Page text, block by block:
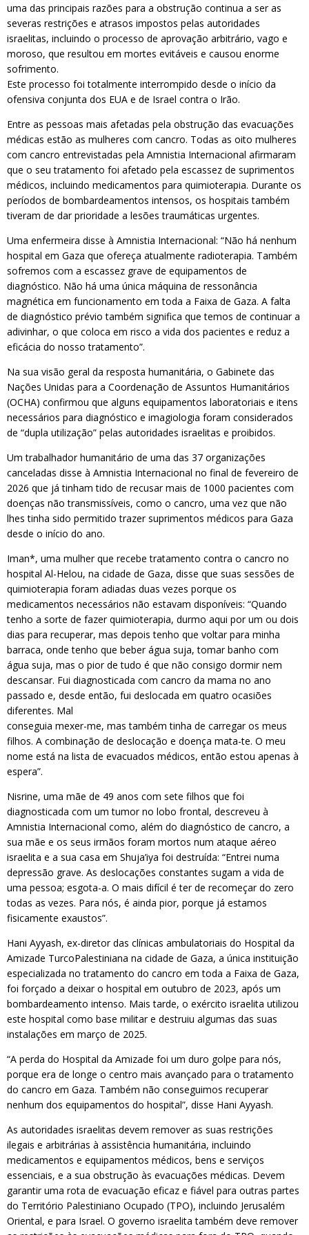
uma das principais razões para a obstrução continua a ser as
severas restrições e atrasos impostos pelas autoridades
israelitas, incluindo o processo de aprovação arbitrário, vago e
moroso, que resultou em mortes evitáveis e causou enorme
sofrimento.
Este processo foi totalmente interrompido desde o início da
ofensiva conjunta dos EUA e de Israel contra o Irão.
Entre as pessoas mais afetadas pela obstrução das evacuações
médicas estão as mulheres com cancro. Todas as oito mulheres
com cancro entrevistadas pela Amnistia Internacional afirmaram
que o seu tratamento foi afetado pela escassez de suprimentos
médicos, incluindo medicamentos para quimioterapia. Durante os
períodos de bombardeamentos intensos, os hospitais também
tiveram de dar prioridade a lesões traumáticas urgentes.
Uma enfermeira disse à Amnistia Internacional: “Não há nenhum
hospital em Gaza que ofereça atualmente radioterapia. Também
sofremos com a escassez grave de equipamentos de
diagnóstico. Não há uma única máquina de ressonância
magnética em funcionamento em toda a Faixa de Gaza. A falta
de diagnóstico prévio também significa que temos de continuar a
adivinhar, o que coloca em risco a vida dos pacientes e reduz a
eficácia do nosso tratamento”.
Na sua visão geral da resposta humanitária, o Gabinete das
Nações Unidas para a Coordenação de Assuntos Humanitários
(OCHA) confirmou que alguns equipamentos laboratoriais e itens
necessários para diagnóstico e imagiologia foram considerados
de “dupla utilização” pelas autoridades israelitas e proibidos.
Um trabalhador humanitário de uma das 37 organizações
canceladas disse à Amnistia Internacional no final de fevereiro de
2026 que já tinham tido de recusar mais de 1000 pacientes com
doenças não transmissíveis, como o cancro, uma vez que não
lhes tinha sido permitido trazer suprimentos médicos para Gaza
desde o início do ano.
Iman*, uma mulher que recebe tratamento contra o cancro no
hospital Al-Helou, na cidade de Gaza, disse que suas sessões de
quimioterapia foram adiadas duas vezes porque os
medicamentos necessários não estavam disponíveis: “Quando
tenho a sorte de fazer quimioterapia, durmo aqui por um ou dois
dias para recuperar, mas depois tenho que voltar para minha
barraca, onde tenho que beber água suja, tomar banho com
água suja, mas o pior de tudo é que não consigo dormir nem
descansar. Fui diagnosticada com cancro da mama no ano
passado e, desde então, fui deslocada em quatro ocasiões
diferentes. Mal
conseguia mexer-me, mas também tinha de carregar os meus
filhos. A combinação de deslocação e doença mata-te. O meu
nome está na lista de evacuados médicos, então estou apenas à
espera”.
Nisrine, uma mãe de 49 anos com sete filhos que foi
diagnosticada com um tumor no lobo frontal, descreveu à
Amnistia Internacional como, além do diagnóstico de cancro, a
sua mãe e os seus irmãos foram mortos num ataque aéreo
israelita e a sua casa em Shuja’iya foi destruída: “Entrei numa
depressão grave. As deslocações constantes sugam a vida de
uma pessoa; esgota-a. O mais difícil é ter de recomeçar do zero
todas as vezes. Para nós, é ainda pior, porque já estamos
fisicamente exaustos”.
Hani Ayyash, ex-diretor das clínicas ambulatoriais do Hospital da
Amizade TurcoPalestiniana na cidade de Gaza, a única instituição
especializada no tratamento do cancro em toda a Faixa de Gaza,
foi forçado a deixar o hospital em outubro de 2023, após um
bombardeamento intenso. Mais tarde, o exército israelita utilizou
este hospital como base militar e destruiu algumas das suas
instalações em março de 2025.
“A perda do Hospital da Amizade foi um duro golpe para nós,
porque era de longe o centro mais avançado para o tratamento
do cancro em Gaza. Também não conseguimos recuperar
nenhum dos equipamentos do hospital”, disse Hani Ayyash.
As autoridades israelitas devem remover as suas restrições
ilegais e arbitrárias à assistência humanitária, incluindo
medicamentos e equipamentos médicos, bens e serviços
essenciais, e a sua obstrução às evacuações médicas. Devem
garantir uma rota de evacuação eficaz e fiável para outras partes
do Território Palestiniano Ocupado (TPO), incluindo Jerusalém
Oriental, e para Israel. O governo israelita também deve remover